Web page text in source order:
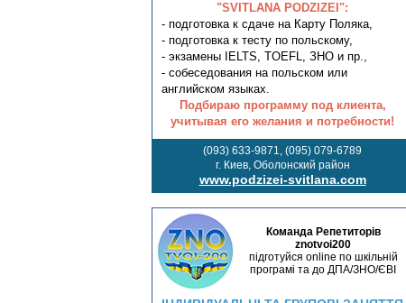
"SVITLANA PODZIZEI":
- подготовка к сдаче на Карту Поляка,
- подготовка к тесту по польскому,
- экзамены IELTS, TOEFL, ЗНО и пр.,
- собеседования на польском или
английском языках.
Подбираю программу под клиента,
учитывая его желания и потребности!
(093) 633-9871, (095) 079-6789
г. Киев, Оболонский район
www.podzizei-svitlana.com
Команда Репетиторів
znotvoi200
підготуйся online по шкільній
програмі та до ДПА/ЗНО/ЄВІ